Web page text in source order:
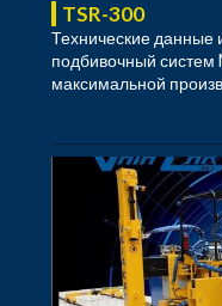
TSR-300
Технические
подбивочный систем
максимальной